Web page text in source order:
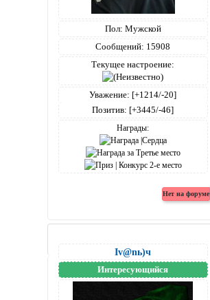
Пол: Мужской
Сообщений: 15908
Текущее настроение:
Уважение: [+1214/-20]
Позитив: [+3445/-46]
Награды:
Iv@nь)ч
Интересующийся